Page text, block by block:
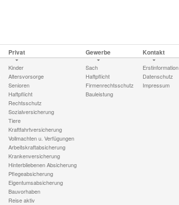
Privat
Kinder
Altersvorsorge
Senioren
Haftpflicht
Rechtsschutz
Sozialversicherung
Tiere
Kraftfahrtversicherung
Vollmachten u. Verfügungen
Arbeitskraftabsicherung
Krankenversicherung
Hinterbliebenen Absicherung
Pflegeabsicherung
Eigentumsabsicherung
Bauvorhaben
Reise aktiv
Gewerbe
Sach
Haftpflicht
Firmenrechtsschutz
Bauleistung
Kontakt
Erstinformation
Datenschutz
Impressum